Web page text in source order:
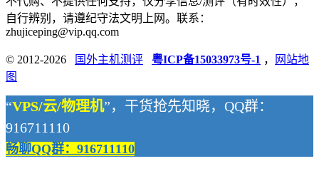
自行辨别，请遵纪守法文明上网。联系：
zhujiceping@vip.qq.com
© 2012-2026 国外主机测评 粤ICP备15033973号-1 ，
网站地
图
“VPS/云/物理机”，干货抢先知晓，QQ群：
916711110
畅聊QQ群：916711110